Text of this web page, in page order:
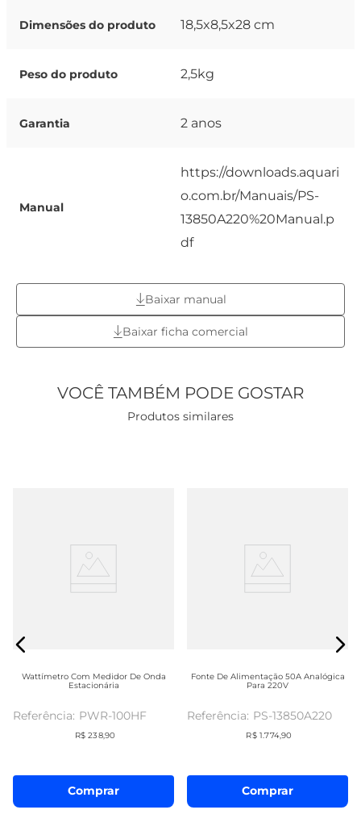
Dimensões do produto 18,5x8,5x28 cm
Peso do produto 2,5kg
Garantia 2 anos
Manual
https://downloads.aquari
o.com.br/Manuais/PS-
13850A220%20Manual.p
df
Baixar manual
Baixar ficha comercial
VOCÊ TAMBÉM PODE GOSTAR
Produtos similares
Wattímetro Com Medidor De Onda
Estacionária
PWR-100HF
R$ 238,90
Comprar
Fonte De Alimentação 50A Analógica
Para 220V
PS-13850A220
R$ 1.774,90
Comprar